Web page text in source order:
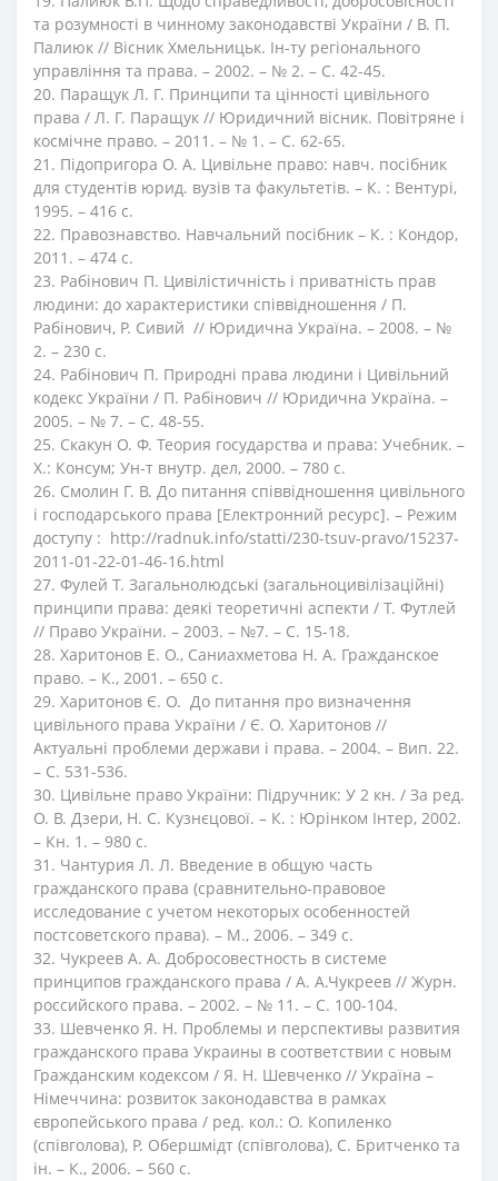
та розумності в чинному законодавстві України / В. П.
Палиюк // Вісник Хмельницьк. Ін-ту регіонального
управління та права. – 2002. – № 2. – С. 42-45.
20. Паращук Л. Г. Принципи та цінності цивільного
права / Л. Г. Паращук // Юридичний вісник. Повітряне і
космічне право. – 2011. – № 1. – С. 62-65.
21. Підопригора О. А. Цивільне право: навч. посібник
для студентів юрид. вузів та факультетів. – К. : Вентурі,
1995. – 416 с.
22. Правознавство. Навчальний посібник – К. : Кондор,
2011. – 474 с.
23. Рабінович П. Цивілістичність і приватність прав
людини: до характеристики співвідношення / П.
Рабінович, Р. Сивий // Юридична Україна. – 2008. – №
2. – 230 с.
24. Рабінович П. Природні права людини і Цивільний
кодекс України / П. Рабінович // Юридична Україна. –
2005. – № 7. – С. 48-55.
25. Скакун О. Ф. Теория государства и права: Учебник. –
Х.: Консум; Ун-т внутр. дел, 2000. – 780 с.
26. Смолин Г. В. До питання співвідношення цивільного
і господарського права [Електронний ресурс]. – Режим
доступу : http://radnuk.info/statti/230-tsuv-pravo/15237-
2011-01-22-01-46-16.html
27. Фулей Т. Загальнолюдські (загальноцивілізаційні)
принципи права: деякі теоретичні аспекти / Т. Футлей
// Право України. – 2003. – №7. – С. 15-18.
28. Харитонов Е. О., Саниахметова Н. А. Гражданское
право. – К., 2001. – 650 с.
29. Харитонов Є. О. До питання про визначення
цивільного права України / Є. О. Харитонов //
Актуальні проблеми держави і права. – 2004. – Вип. 22.
– С. 531-536.
30. Цивільне право України: Підручник: У 2 кн. / За ред.
О. В. Дзери, Н. С. Кузнєцової. – К. : Юрінком Інтер, 2002.
– Кн. 1. – 980 с.
31. Чантурия Л. Л. Введение в общую часть
гражданского права (сравнительно-правовое
исследование с учетом некоторых особенностей
постсоветского права). – М., 2006. – 349 с.
32. Чукреев А. А. Добросовестность в системе
принципов гражданского права / А. А.Чукреев // Журн.
российского права. – 2002. – № 11. – С. 100-104.
33. Шевченко Я. Н. Проблемы и перспективы развития
гражданского права Украины в соответствии с новым
Гражданским кодексом / Я. Н. Шевченко // Україна –
Нiмеччина: розвиток законодавства в рамках
європейського права / ред. кол.: О. Копиленко
(спiвголова), Р. Обершмiдт (спiвголова), С. Бритченко та
iн. – К., 2006. – 560 с.